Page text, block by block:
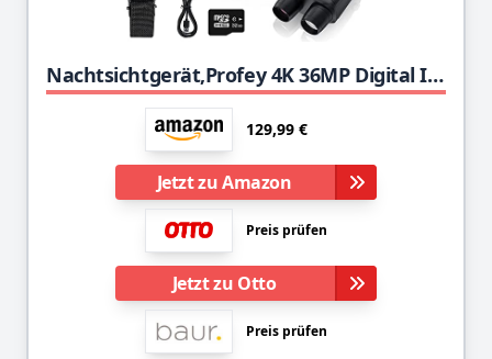
Nachtsichtgerät,Profey 4K 36MP Digital Infrarot Nachtsicht Fernglas 400m Reichweite,4000mAh Wiederaufladbares nachtsichtgerät,5X Digitalzoom für Vogelbeobachtung,Jagd,Camping,Spotting,mit Micro 32GB
129,99 €
Jetzt zu Amazon
Preis prüfen
Jetzt zu Otto
Preis prüfen